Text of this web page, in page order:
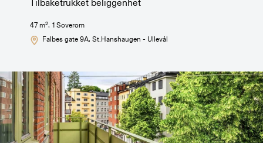
Tilbaketrukket beliggenhet
47 m2, 1 Soverom
Falbes gate 9A, St.Hanshaugen - Ullevål